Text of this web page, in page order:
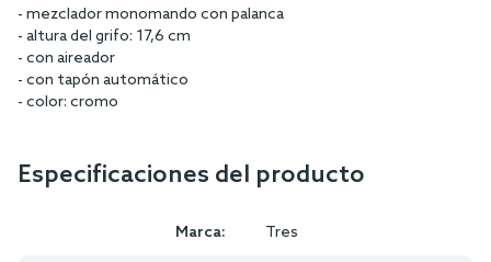
- mezclador monomando con palanca
- altura del grifo: 17,6 cm
- con aireador
- con tapón automático
- color: cromo
Especificaciones del producto
Marca: Tres